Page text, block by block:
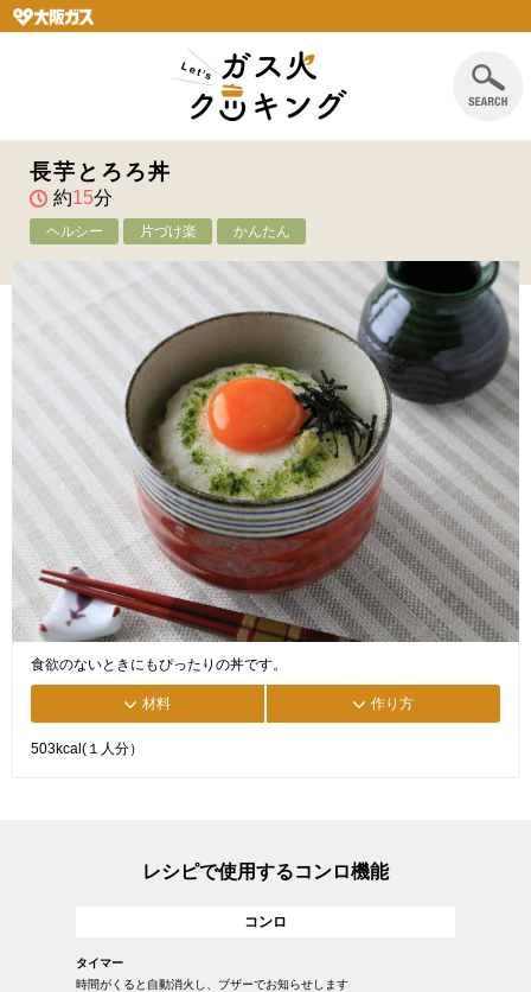
長芋とろろ丼
約15分
ヘルシー 片づけ楽 かんたん
食欲のないときにもぴったりの丼です。
材料 作り方
503kcal(１人分）
レシピで使用するコンロ機能
コンロ
タイマー
時間がくると自動消火し、ブザーでお知らせします